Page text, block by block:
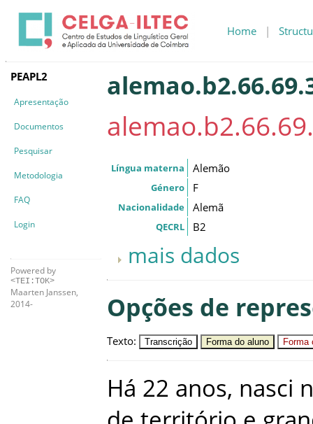
Home |
PEAPL2
Apresentação
Documentos
Pesquisar
Metodologia
FAQ
Login
Powered by
<TEI:TOK>
Maarten Janssen,
2014-
Língua materna Alemão
Género F
Nacionalidade Alemã
QECRL B2
mais dados
Opções de
Texto: Transcrição Forma do aluno Forma
Há 22 anos, nasci